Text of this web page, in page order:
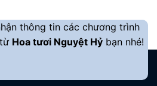
thông tin các chương trình
Hoa tươi Nguyệt Hỷ bạn nhé!